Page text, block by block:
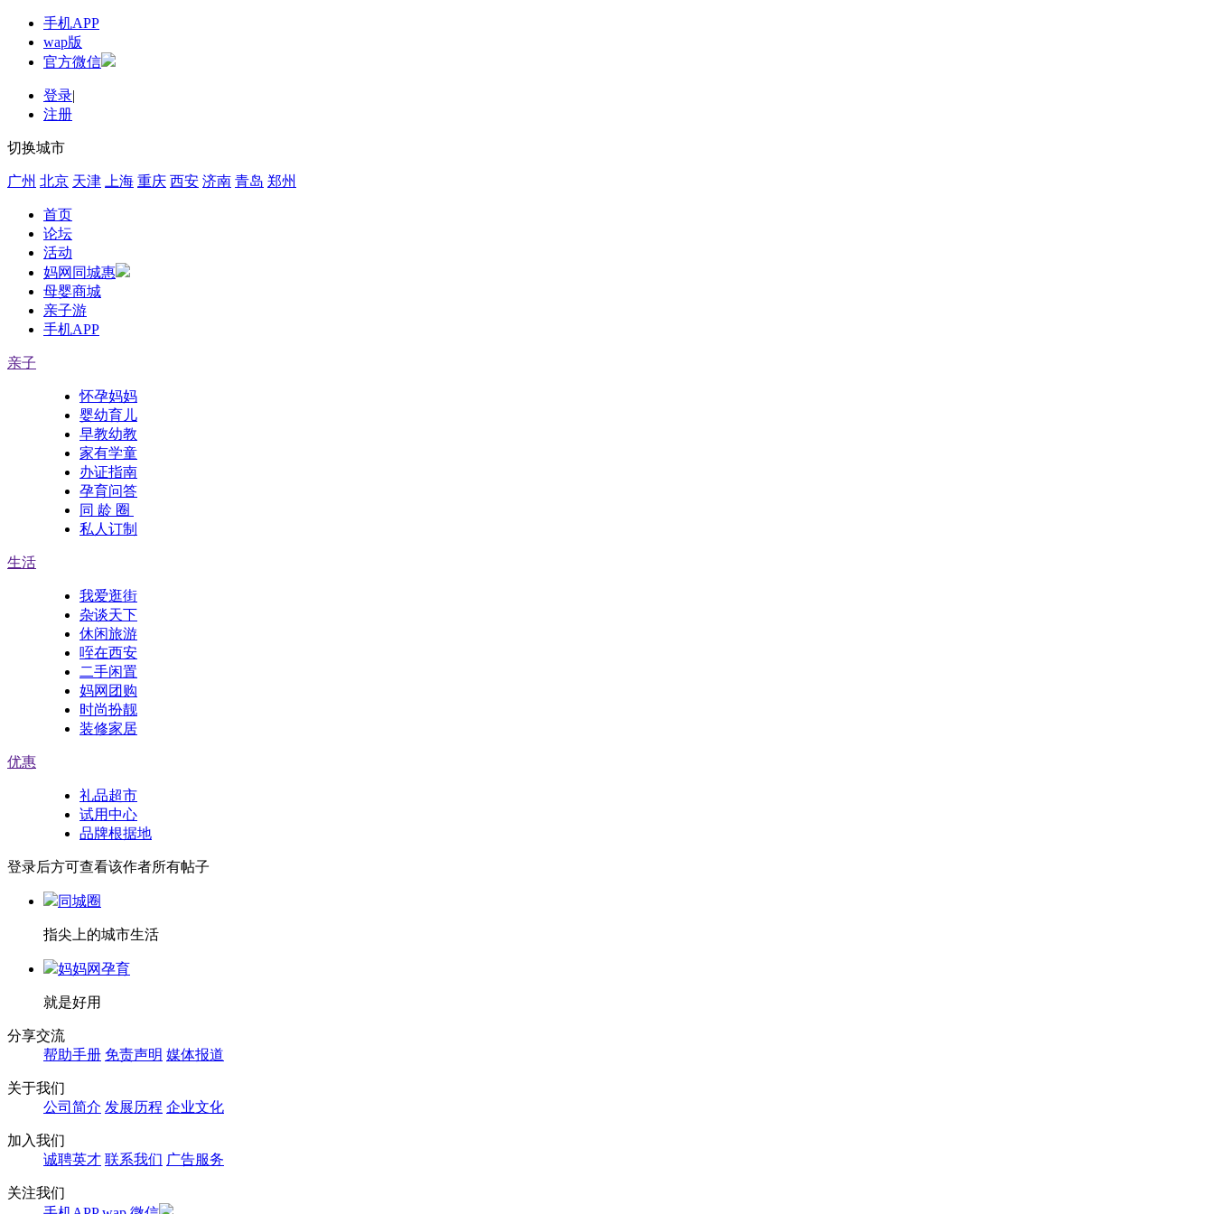
手机APP
wap版
官方微信
登录|
注册
切换城市
广州 北京 天津 上海 重庆 西安 济南 青岛 郑州
首页
论坛
活动
妈网同城惠
母婴商城
亲子游
手机APP
亲子
怀孕妈妈
婴幼育儿
早教幼教
家有学童
办证指南
孕育问答
同 龄 圈
私人订制
生活
我爱逛街
杂谈天下
休闲旅游
咥在西安
二手闲置
妈网团购
时尚扮靓
装修家居
优惠
礼品超市
试用中心
品牌根据地
登录后方可查看该作者所有帖子
同城圈
指尖上的城市生活
妈妈网孕育
就是好用
分享交流
帮助手册 免责声明 媒体报道
关于我们
公司简介 发展历程 企业文化
加入我们
诚聘英才 联系我们 广告服务
关注我们